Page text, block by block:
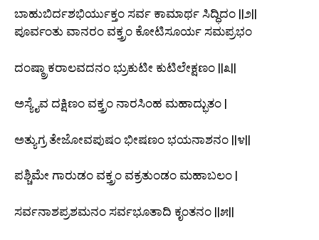
ಬಾಹುಬಿರ್ದಶಭಿರ್ಯುಕ್ತಂ ಸರ್ವ ಕಾಮಾರ್ಥ ಸಿದ್ಧಿದಂ ||೨||
ಪೂರ್ವಂತು ವಾನರಂ ವಕ್ತ್ರಂ ಕೋಟಿಸೂರ್ಯ ಸಮಪ್ರಭಂ
ದಂಷ್ಠ್ರಾಕರಾಲವದನಂ ಭ್ರುಕುಟೀ ಕುಟಿಲೇಕ್ಷಣಂ ||೩||
ಅಸ್ಯೈವ ದಕ್ಷಿಣಂ ವಕ್ತ್ರಂ ನಾರಸಿಂಹ ಮಹಾದ್ಭುತಂ |
ಅತ್ಯುಗ್ರ ತೇಜೋವಪುಷಂ ಭೀಷಣಂ ಭಯನಾಶನಂ ||೪||
ಪಶ್ಚಿಮೇ ಗಾರುಡಂ ವಕ್ತ್ರಂ ವಕ್ರತುಂಡಂ ಮಹಾಬಲಂ |
ಸರ್ವನಾಶಪ್ರಶಮನಂ ಸರ್ವಭೂತಾದಿ ಕೃಂತನಂ ||೫||